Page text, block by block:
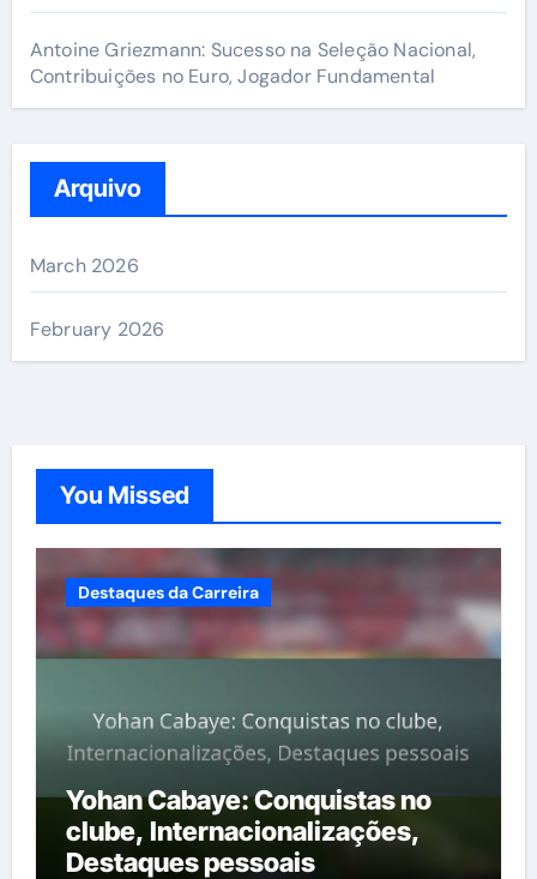
Antoine Griezmann: Sucesso na Seleção Nacional,
Contribuições no Euro, Jogador Fundamental
Arquivo
March 2026
February 2026
You Missed
Destaques da Carreira
Yohan Cabaye: Conquistas no
clube, Internacionalizações,
Destaques pessoais